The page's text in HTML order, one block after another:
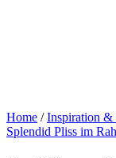
Home / Inspiration &
Splendid Pliss im